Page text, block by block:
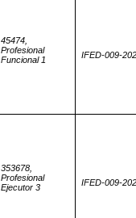
45474,
Profesional
Funcional 1
IFED-009-
353678,
Profesional
Ejecutor 3
IFED-009-